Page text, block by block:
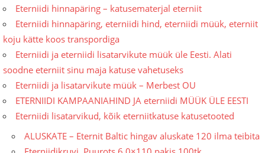
Eterniidi hinnapäring – katusematerjal eterniit
Eterniidi hinnapäring, eterniidi hind, eterniidi müük, eterniit
koju kätte koos transpordiga
Eterniidi ja eterniidi lisatarvikute müük üle Eesti. Alati
soodne eterniit sinu maja katuse vahetuseks
Eterniidi ja lisatarvikute müük – Merbest OU
ETERNIIDI KAMPAANIAHIND JA eterniidi MÜÜK ÜLE EESTI
Eterniidi lisatarvikud, kõik eterniitkatuse katusetooted
ALUSKATE – Eternit Baltic hingav aluskate 120 ilma teibita